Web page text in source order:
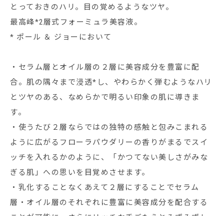
とっておきのハリ。目の覚めるようなツヤ。
最高峰*2層式フォーミュラ美容液。
* ポール ＆ ジョーにおいて
・セラム層とオイル層の２層に美容成分を豊富に配
合。肌の隅々まで浸透*し、やわらかく弾むようなハリ
とツヤのある、なめらかで明るい印象の肌に導きま
す。
・使うたび２層ならではの独特の感触と包みこまれる
ように広がるフローラパウダリーの香りがまるでスイ
ッチを入れるかのように、「かつてない美しさがみな
ぎる肌」への思いを目覚めさせます。
・乳化することなくあえて２層にすることでセラム
層・オイル層のそれぞれに豊富に美容成分を配合する